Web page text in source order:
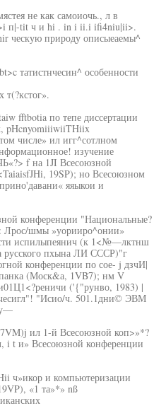
не как самоиочь., л в
п|-tit ч и hi . in i ii.i ifi4niu|ii>.
ческую природу описыеаемы^
татистнчесин^ особенности
т(?кстог».
fftbotia по тепе диссертации
pHcnyomiiiwiiTHiix
числе» ил игг^сотлном
изучение
f на 1JI Всесоюзной
19SP); но Всесоюзном
яяыкои и
конференции "Национальные?
Лрос/шмы »уорииро^онии»
испилыпеянич (к 1<№—лктнш
русского пхына ЛИ СССР)"г
конференции по сое- j дзчИ|
(Моск&а, 1VB7); нм V
('{"рунво, 1983) |
"Исио/ч. 501.1дни© ЭВМ
ил 1-й Всесоюзной коп>»*?
i t и» Всесоюзной конференции
ч»икор и компьютеризации
«1 та»*» nß